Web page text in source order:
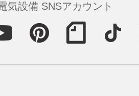
気設備 SNSアカウント